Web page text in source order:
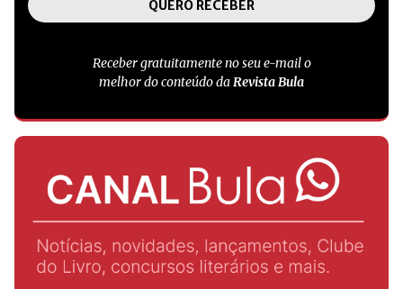
Receber gratuitamente no seu e-mail o
melhor do conteúdo daRevista Bula